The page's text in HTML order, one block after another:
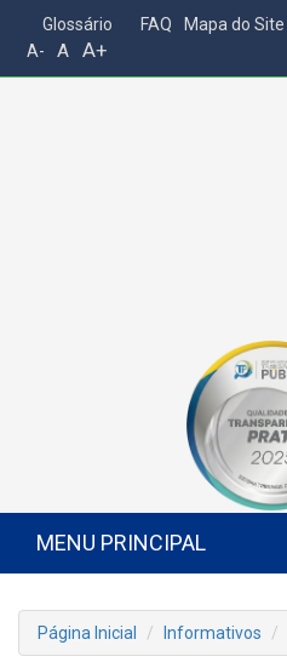
Glossário FAQ Mapa do Site
A-
A A+
MENU PRINCIPAL
Página Inicial Informativos